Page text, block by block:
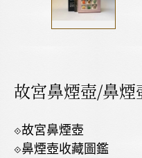
故宮鼻煙壺/鼻
⟐故宮鼻煙壺
⟐鼻煙壺收藏圖鑑